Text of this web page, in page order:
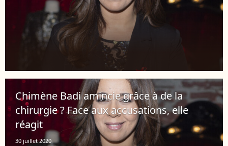
Chimène Badi amincie grâce à de la
chirurgie ? Face aux accusations, elle
réagit
30 juillet 2020